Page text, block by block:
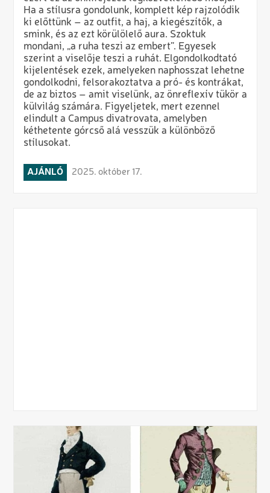
Ha a stílusra gondolunk, komplett kép rajzolódik
ki előttünk – az outfit, a haj, a kiegészítők, a
smink, és az ezt körülölelő aura. Szoktuk
mondani, „a ruha teszi az embert”. Egyesek
szerint a viselője teszi a ruhát. Elgondolkodtató
kijelentések ezek, amelyeken naphosszat lehetne
gondolkodni, felsorakoztatva a pró- és kontrákat,
de az biztos – amit viselünk, az önreflexív tükör a
külvilág számára. Figyeljetek, mert ezennel
elindult a Campus divatrovata, amelyben
kéthetente górcső alá vesszük a különböző
stílusokat.
AJÁNLÓ 2025. október 17.